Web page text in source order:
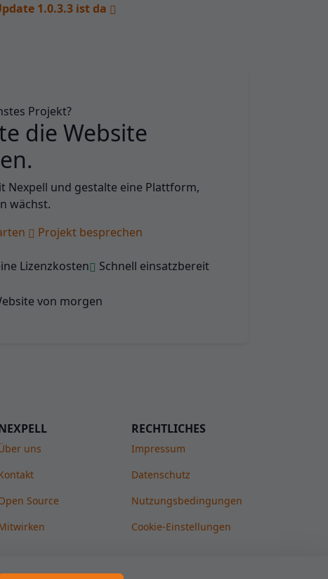
1.0.3.3 ist da
Projekt?
die Website
Nexpell und gestalte eine Plattform,
wächst.
Projekt besprechen
Lizenzkosten Schnell einsatzbereit
uns
Source
RECHTLICHES
Impressum
Datenschutz
Nutzungsbedingungen
Cookie-Einstellungen